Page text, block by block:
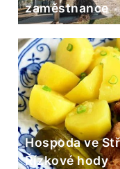
zaměstnance
Hospoda ve
Řízkové hody